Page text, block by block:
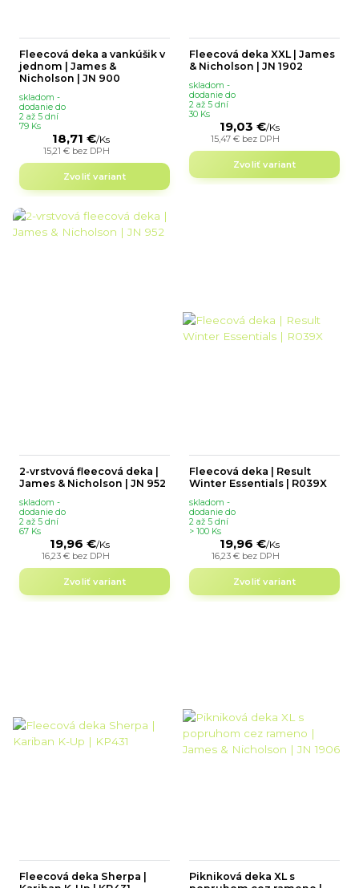
Fleecová deka a vankúšik v
jednom | James &
Nicholson | JN 900
18,71 €/Ks
15,21 € bez DPH
skladom -
dodanie do
2 až 5 dní
79 Ks
Zvoliť variant
Fleecová deka XXL | James
& Nicholson | JN 1902
19,03 €/Ks
15,47 € bez DPH
skladom -
dodanie do
2 až 5 dní
30 Ks
Zvoliť variant
2-vrstvová fleecová deka |
James & Nicholson | JN 952
19,96 €/Ks
16,23 € bez DPH
skladom -
dodanie do
2 až 5 dní
67 Ks
Zvoliť variant
Fleecová deka | Result
Winter Essentials | R039X
19,96 €/Ks
16,23 € bez DPH
skladom -
dodanie do
2 až 5 dní
> 100 Ks
Zvoliť variant
Fleecová deka Sherpa |
Pikniková deka XL s